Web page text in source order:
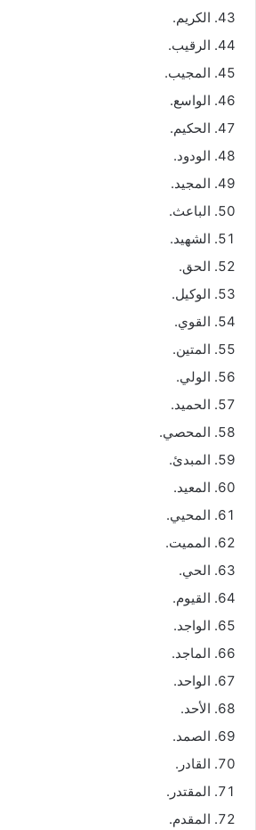
الكريم.
الرقيب.
المجيب.
الواسع.
الحكيم.
الودود.
المجيد.
الباعث.
الشهيد.
الحق.
الوكيل.
القوي.
المتين.
الولي.
الحميد.
المحصي.
المبدئ.
المعيد.
المحيي.
المميت.
الحي.
القيوم.
الواجد.
الماجد.
الواحد.
الأحد.
الصمد.
القادر.
المقتدر.
المقدم.